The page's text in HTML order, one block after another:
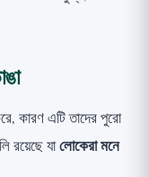
কারণ এটি তাদের পুরো
রয়েছে যালোকেরা মনে